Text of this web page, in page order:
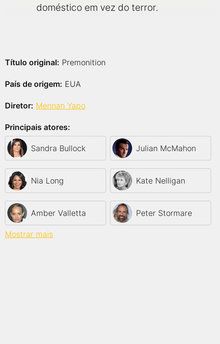
doméstico em vez do terror.
Título original: Premonition
País de origem: EUA
Diretor: Mennan Yapo
Principais atores:
Sandra Bullock Julian McMahon
Nia Long Kate Nelligan
Amber Valletta Peter Stormare
Mostrar mais